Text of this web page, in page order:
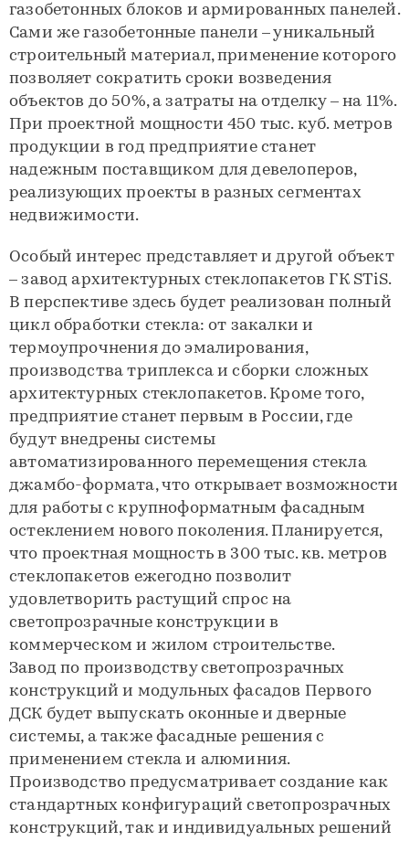
газобетонных блоков и армированных панелей.
Сами же газобетонные панели – уникальный
строительный материал, применение которого
позволяет сократить сроки возведения
объектов до 50%, а затраты на отделку – на 11%.
При проектной мощности 450 тыс. куб. метров
продукции в год предприятие станет
надежным поставщиком для девелоперов,
реализующих проекты в разных сегментах
недвижимости.
Особый интерес представляет и другой объект
– завод архитектурных стеклопакетов ГК STiS.
В перспективе здесь будет реализован полный
цикл обработки стекла: от закалки и
термоупрочнения до эмалирования,
производства триплекса и сборки сложных
архитектурных стеклопакетов. Кроме того,
предприятие станет первым в России, где
будут внедрены системы
автоматизированного перемещения стекла
джамбо-формата, что открывает возможности
для работы с крупноформатным фасадным
остеклением нового поколения. Планируется,
что проектная мощность в 300 тыс. кв. метров
стеклопакетов ежегодно позволит
удовлетворить растущий спрос на
светопрозрачные конструкции в
коммерческом и жилом строительстве.
Завод по производству светопрозрачных
конструкций и модульных фасадов Первого
ДСК будет выпускать оконные и дверные
системы, а также фасадные решения с
применением стекла и алюминия.
Производство предусматривает создание как
стандартных конфигураций светопрозрачных
конструкций, так и индивидуальных решений